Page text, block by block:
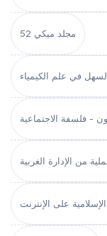
مجلد ميكي 52
في علم الكيمياء
- فلسفة الاجتماعية
من الإدارة الغربية
على الإنترنت